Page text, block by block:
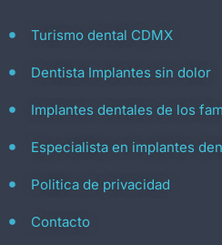
Turismo dental CDMX
Dentista Implantes sin dolor
Implantes dentales de los
Especialista en implantes
Politica de privacidad
Contacto